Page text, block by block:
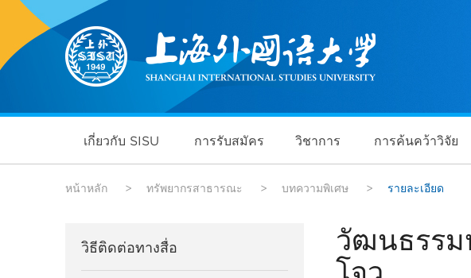
เกี่ยวกับ SISU การรับสมัคร วิชาการ การค้นคว้าวิจัย
หน้าหลัก > ทรัพยากรสาธารณะ > บทความพิเศษ > รายละเอียด
วิธีติดต่อทางสื่อ
วัฒนธรร
โจว